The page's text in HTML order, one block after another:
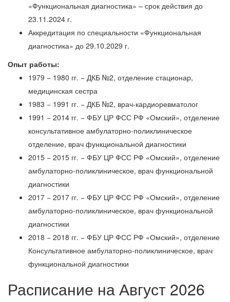
«Функциональная диагностика» – срок действия до
23.11.2024 г.
Аккредитация по специальности «Функциональная
диагностика» до 29.10.2029 г.
Опыт работы:
1979 − 1980 гг. − ДКБ №2, отделение стационар,
медицинская сестра
1983 − 1991 гг. − ДКБ №2, врач-кардиоревматолог
1991 − 2014 гг. − ФБУ ЦР ФСС РФ «Омский», отделение
консультативное амбулаторно-поликлиническое
отделение, врач функциональной диагностики
2015 − 2015 гг. − ФБУ ЦР ФСС РФ «Омский», отделение
амбулаторно-поликлиническое, врач функциональной
диагностики
2017 − 2017 гг. − ФБУ ЦР ФСС РФ «Омский», отделение
амбулаторно-поликлиническое, врач функциональной
диагностики
2018 − 2018 гг. − ФБУ ЦР ФСС РФ «Омский», отделение
Консультативное амбулаторно-поликлиническое, врач
функциональной диагностики
Расписание на Август 2026